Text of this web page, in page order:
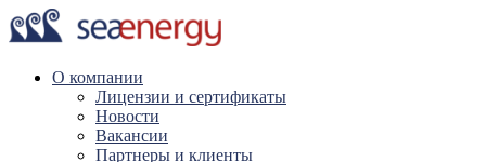
О компании
Лицензии и сертификаты
Новости
Вакансии
Партнеры и клиенты